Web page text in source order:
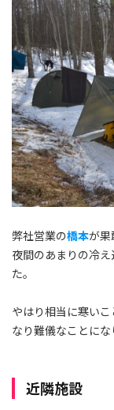
弊社営業の橋本が果
夜間のあまりの冷
た。
やはり相当に寒い
なり難儀なことにな
近隣施設